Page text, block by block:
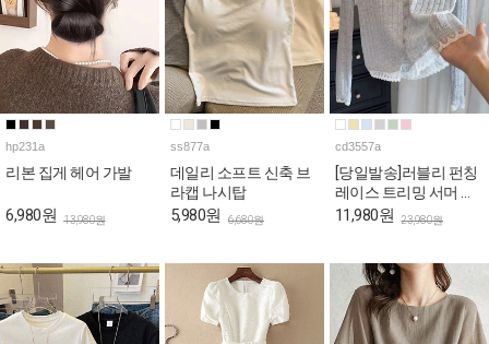
hp231a
리본 집게 헤어 가발
6,980원 13,980원
ss877a
데일리 소프트 신축 브
라캡 나시탑
5,980원 6,680원
cd3557a
[당일발송]러블리 펀칭
레이스 트리밍 서머 가
디건
11,980원 23,980원